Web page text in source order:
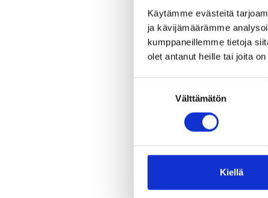
Käytämme evästeitä
ja kävijämäärämme
kumppaneillemme tietoja
olet antanut heille tai joita
Välttämätön
Kiellä